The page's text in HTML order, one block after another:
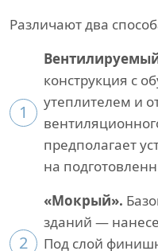
Различают два
1
конструкция с
утеплителем и
предполагает
на
2
«Мокрый».
зданий —
Под слой